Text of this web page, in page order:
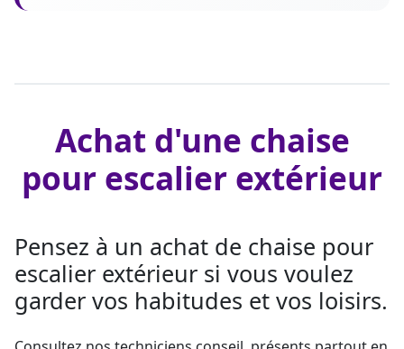
Achat d'une chaise
pour escalier extérieur
Pensez à un achat de chaise pour
escalier extérieur si vous voulez
garder vos habitudes et vos loisirs.